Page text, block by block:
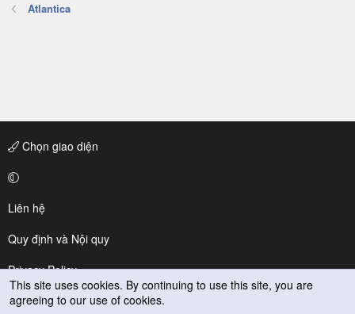
Atlantica
Chọn giao diện
Liên hệ
Quy định và Nội quy
Privacy Policy
Trợ giúp
This site uses cookies. By continuing to use this site, you are
agreeing to our use of cookies.